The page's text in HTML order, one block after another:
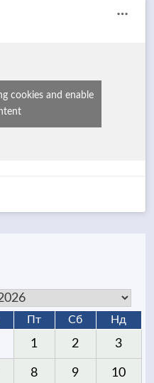
cookies and enable
Пт Сб Нд
1 2 3
8 9 10